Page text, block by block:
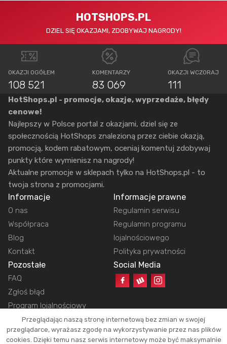
HOTSHOPS.PL
DZIEL SIĘ OKAZJAMI, ZDOBYWAJ NAGRODY!
OKAZJI OGÓŁEM
108 521
KOMENTARZY
83 069
OKAZJI WCZORAJ
111
HotShops.pl - promocje, okazje, wyprzedaże, błędy
cenowe!
Najlepszy w Polsce portal z okazjami, dziel się ze
społecznością HotShops znalezioną przez ciebie okazją,
promocją, kodem rabatowym, oceniaj komentuj zdobywaj
punkty które wymienisz na nagrody!
Aktualne promocje w sklepach tylko na HotShops.pl - to
twoja strona z promocjami.
Informacje
O nas
Współpraca
Blog
Kontakt
Informacje prawne
Regulamin serwisu
Regulamin programu
lojalnościowego
Polityka prywatności
Pozostałe
FAQ
Zgłoś błąd
Program lojalnościowy
Social Media
Przeglądając naszą stronę internetową bez zmian w swojej
przeglądarce, wyrażasz zgodę na wykorzystywanie przez nas plików
cookies. Dzięki temu nasz serwis internetowy może być maksymalnie